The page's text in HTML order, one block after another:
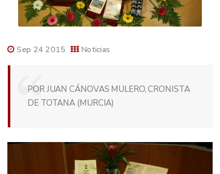
Sep 24 2015 Noticias
POR JUAN CÁNOVAS MULERO, CRONISTA
DE TOTANA (MURCIA)